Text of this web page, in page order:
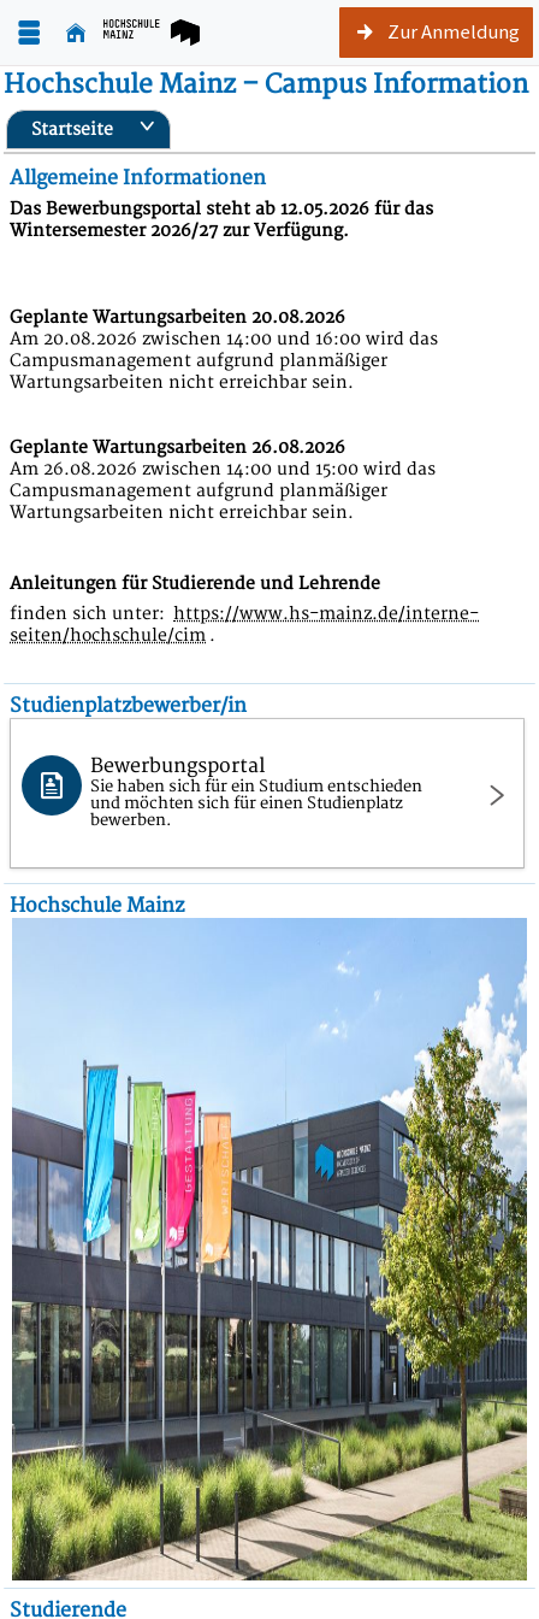
Zur Anmeldung
Hochschule Mainz – Campus Information
Startseite
Allgemeine Informationen
Das Bewerbungsportal steht ab 12.05.2026 für das
Wintersemester 2026/27 zur Verfügung.
Geplante Wartungsarbeiten 20.08.2026
Am 20.08.2026 zwischen 14:00 und 16:00 wird das
Campusmanagement aufgrund planmäßiger
Wartungsarbeiten nicht erreichbar sein.
Geplante Wartungsarbeiten 26.08.2026
Am 26.08.2026 zwischen 14:00 und 15:00 wird das
Campusmanagement aufgrund planmäßiger
Wartungsarbeiten nicht erreichbar sein.
Anleitungen für Studierende und Lehrende
finden sich unter: https://www.hs-mainz.de/interne-
seiten/hochschule/cim .
Studienplatzbewerber/in
Bewerbungsportal
Sie haben sich für ein Studium entschieden
und möchten sich für einen Studienplatz
bewerben.
Hochschule Mainz
Studierende